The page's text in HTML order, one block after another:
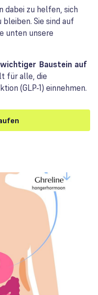
dabei zu helfen, sich
Sie sind auf
unten unsere
Baustein auf
für alle, die
(GLP-1) einnehmen.